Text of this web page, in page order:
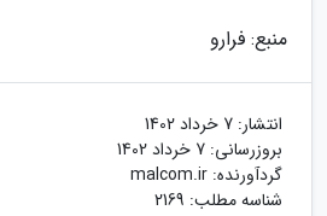
منبع: فرارو
انتشار: 7 خرداد 1402
بروزرسانی: 7 خرداد 1402
گردآورنده: malcom.ir
شناسه مطلب: 2169